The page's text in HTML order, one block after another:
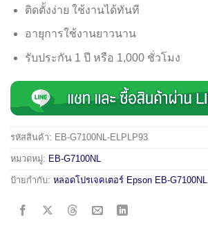
ติดตั้งง่าย ใช้งานได้ทันที
อายุการใช้งานยาวนาน
รับประกัน 1 ปี หรือ 1,000 ชั่วโมง
รหัสสินค้า: EB-G7100NL-ELPLP93
หมวดหมู่: EB-G7100NL
ป้ายกำกับ: หลอดโปรเจคเตอร์ Epson EB-G7100NL